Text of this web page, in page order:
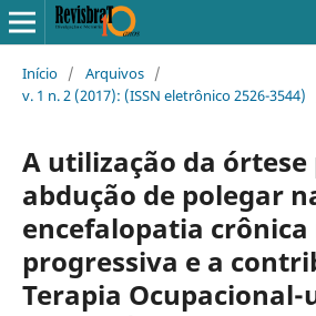
Início / Arquivos /
v. 1 n. 2 (2017): (ISSN eletrônico 2526-3544)
A utilização da órtese
abdução de polegar
encefalopatia crônica
progressiva e a
Terapia Ocupacional-